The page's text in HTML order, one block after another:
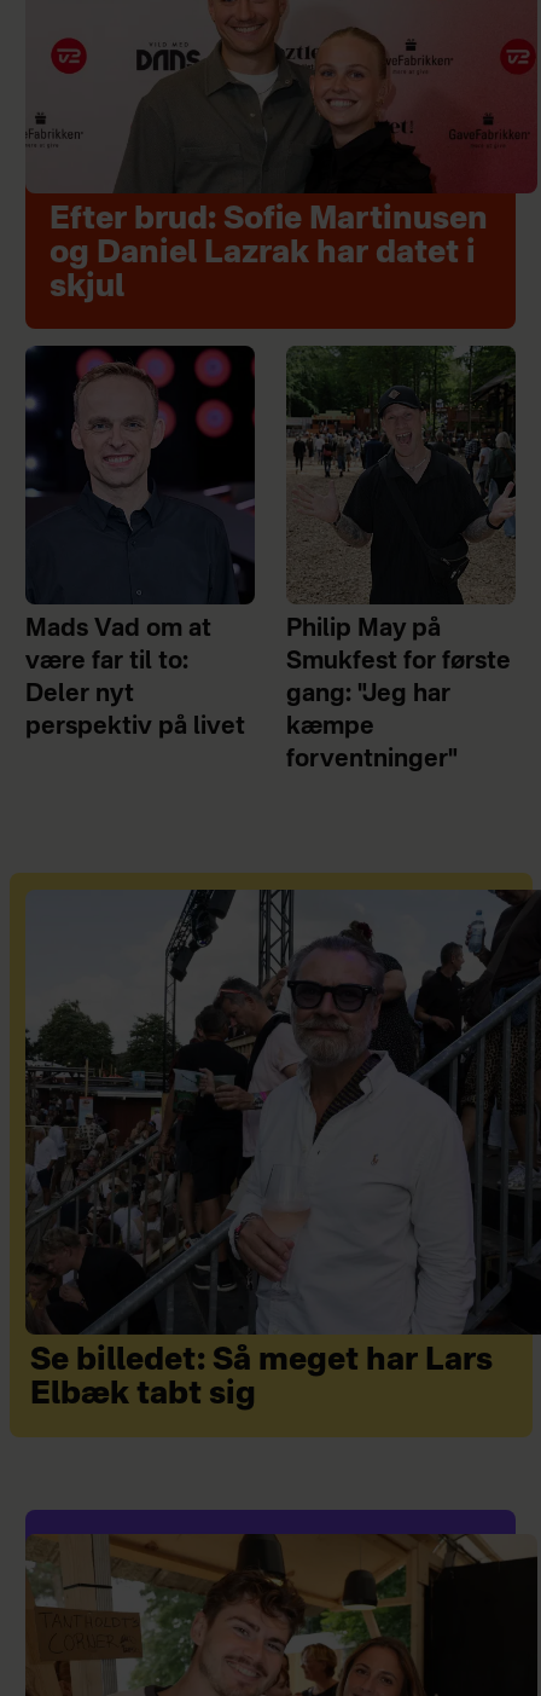
Efter brud: Sofie Martinusen
og Daniel Lazrak har datet i
skjul
Mads Vad om at
være far til to:
Deler nyt
perspektiv på livet
Philip May på
Smukfest for første
gang: "Jeg har
kæmpe
forventninger"
Se billedet: Så meget har Lars
Elbæk tabt sig